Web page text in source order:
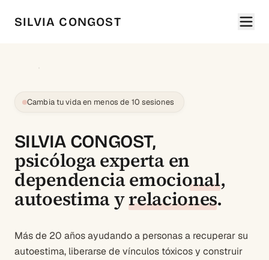
SILVIA CONGOST
Cambia tu vida en menos de 10 sesiones
SILVIA CONGOST,
psicóloga experta en
dependencia emocional,
autoestimayrelaciones.
Más de 20 años ayudando a personas a recuperar su
autoestima, liberarse de vínculos tóxicos y construir